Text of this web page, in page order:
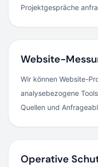
Projektgespräche
Website-
Wir können Website-
analysebezogene
Quellen und
Operative